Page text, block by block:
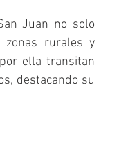
Juan no solo
zonas rurales y
ella transitan
destacando su